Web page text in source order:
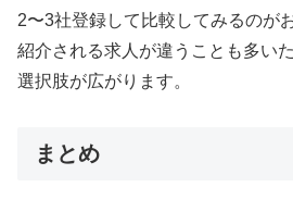
2〜3社登録して比較してみるのが
紹介される求人が違うことも多い
選択肢が広がります。
まとめ